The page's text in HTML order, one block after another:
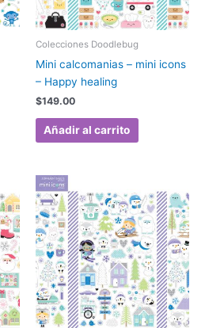
Colecciones Doodlebug
Mini calcomanias – mini icons
– Happy healing
$149.00
Añadir al carrito